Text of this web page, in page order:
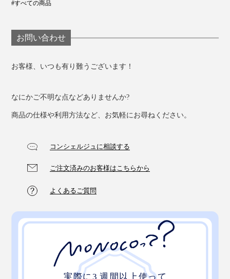
#すべての商品
お問い合わせ
お客様、いつも有り難うございます！
なにかご不明な点などありませんか?
商品の仕様や利用方法など、お気軽にお尋ねください。
コンシェルジュに相談する
ご注文済みのお客様はこちらから
よくあるご質問